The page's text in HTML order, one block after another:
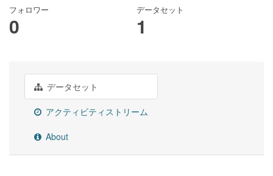
フォロワー
0
データセット
1
データセット
アクティビティストリーム
About